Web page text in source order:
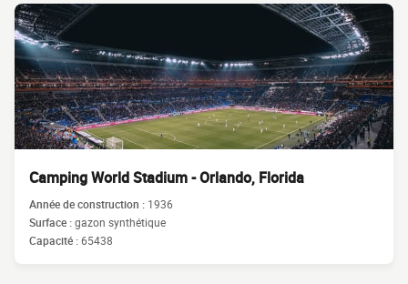
Camping World Stadium - Orlando, Florida
Année de construction : 1936
Surface :gazon synthétique
Capacité :65438